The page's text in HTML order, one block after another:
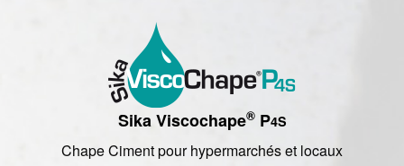
Sika Viscochape®P4S
Chape Ciment pour hypermarchés et locaux